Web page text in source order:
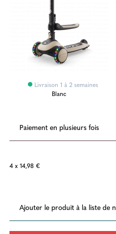
Livraison 1 à 2 semaines
Blanc
Paiement en plusieurs fois
4 x 14,98 €
Ajouter le produit à la liste de